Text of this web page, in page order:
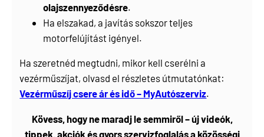
olajszennyeződésre.
Ha elszakad, a javítás sokszor teljes
motorfelújítást igényel.
Ha szeretnéd megtudni, mikor kell cserélni a
vezérműszíjat, olvasd el részletes útmutatónkat:
Vezérműszíj csere ár és idő – MyAutószerviz.
Kövess, hogy ne maradj le semmiről – új videók,
tippek, akciók és gyors szervizfoglalás a közösségi